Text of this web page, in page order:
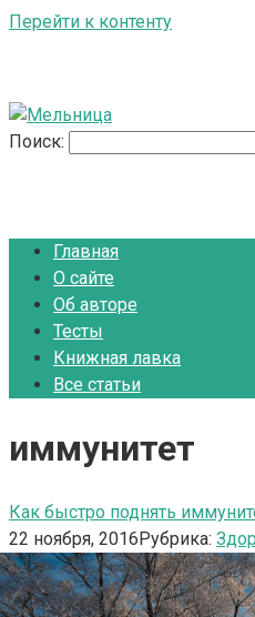
Перейти к контенту
Поиск:
Главная
О сайте
Об авторе
Тесты
Книжная лавка
Все статьи
иммунитет
Как быстро поднять
22 ноября, 2016Рубрика: